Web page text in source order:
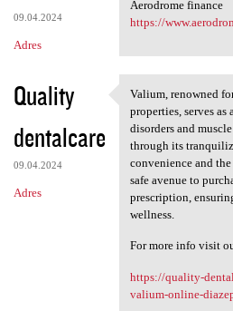
09.04.2024
Adres
Aerodrome finance
https://
Quality
dentalcare
09.04.2024
Adres
Valium,
Valium, renowned
properties, serves
disorders and
through its
convenience and
safe avenue to
prescription,
wellness.
For more info visit
https://quality-
valium-online-